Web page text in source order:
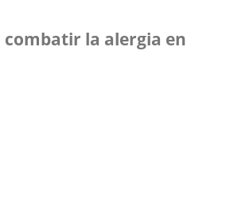
combatir la alergia en